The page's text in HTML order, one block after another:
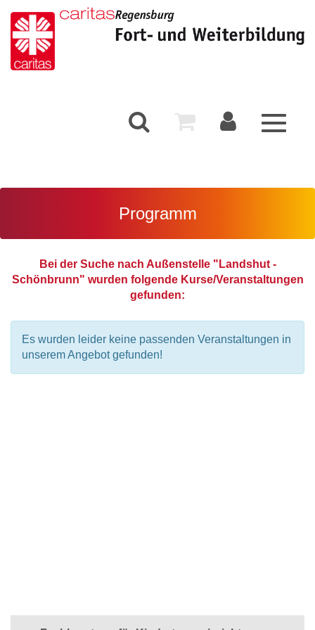
Toggle
Programm
Bei der Suche nach Außenstelle "Landshut -
Schönbrunn" wurden folgende Kurse/Veranstaltungen
gefunden:
Es wurden leider keine passenden Veranstaltungen in
unserem Angebot gefunden!